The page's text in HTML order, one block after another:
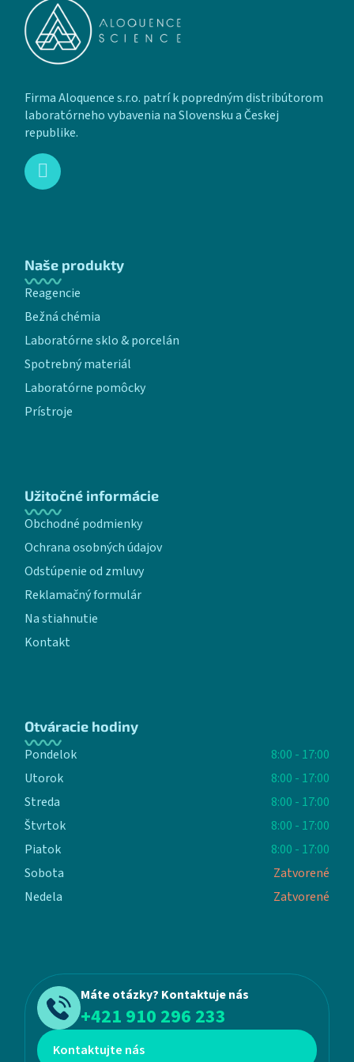
Firma Aloquence s.r.o. patrí k popredným distribútorom
laboratórneho vybavenia na Slovensku a Českej
republike.
Naše produkty
Reagencie
Bežná chémia
Laboratórne sklo & porcelán
Spotrebný materiál
Laboratórne pomôcky
Prístroje
Užitočné informácie
Obchodné podmienky
Ochrana osobných údajov
Odstúpenie od zmluvy
Reklamačný formulár
Na stiahnutie
Kontakt
Otváracie hodiny
Pondelok
8:00 - 17:00
Utorok
8:00 - 17:00
Streda
8:00 - 17:00
Štvrtok
8:00 - 17:00
Piatok
8:00 - 17:00
Sobota
Zatvorené
Nedela
Zatvorené
Máte otázky? Kontaktuje nás
+421 910 296 233
Kontaktujte nás